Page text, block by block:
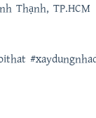
Thạnh, TP.HCM